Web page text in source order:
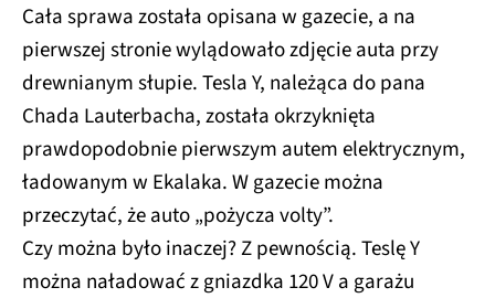
Cała sprawa została opisana w gazecie, a na
pierwszej stronie wylądowało zdjęcie auta przy
drewnianym słupie. Tesla Y, należąca do pana
Chada Lauterbacha, została okrzyknięta
prawdopodobnie pierwszym autem elektrycznym,
ładowanym w Ekalaka. W gazecie można
przeczytać, że auto „pożycza volty”.
Czy można było inaczej? Z pewnością. Teslę Y
można naładować z gniazdka 120 V a garażu